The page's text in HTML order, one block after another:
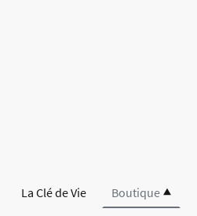
La Clé de Vie Boutique